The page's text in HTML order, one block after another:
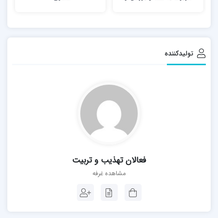
نام‌های امام خمینی(ره) ویژه برادران و توحید ویژه خواهران
در مستند یادشده ضمن بهره گیری از برخی تصاویر و فیلم های
آرشیوی به طور خاص تلاش شده تا با حضور برخی بازیگران
قمی، صحنه های مربوط به خاطرات دوستان و افراد خانواده
بازسازی شود و همین مساله نقطه قوت کار نیز به شمار می
رود، و در جای خود کاری ارزشمند و قابل تقدیر به شمار می رود،
رویکردی را شاهد بوده ایم.
مانده از آن عالم فقید در قامت نماینده مجلس شورای اسلامی
هستیم که بر جذابیت های کار به لحاظ فرمی و محتوایی
تولیدکننده
فعالان تهذیب و تربیت
مشاهده غرفه